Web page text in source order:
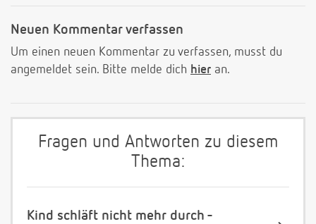
Neuen Kommentar verfassen
Um einen neuen Kommentar zu verfassen, musst du
angemeldet sein. Bitte melde dich hier an.
Fragen und Antworten zu diesem
Thema:
Kind schläft nicht mehr durch -